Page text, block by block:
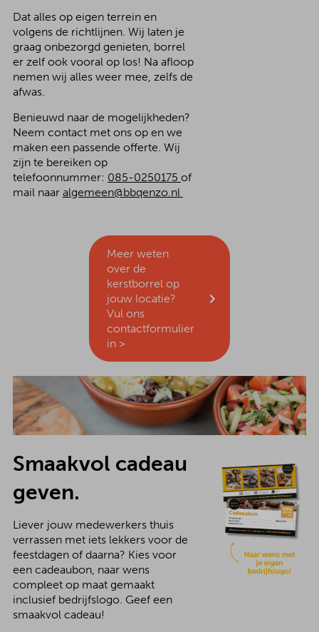
Dat alles op eigen terrein en
volgens de richtlijnen. Wij laten je
graag onbezorgd genieten, borrel
er zelf ook vooral op los! Na afloop
nemen wij alles weer mee, zelfs de
afwas.
Benieuwd naar de mogelijkheden?
Neem contact met ons op en we
maken een passende offerte. Wij
zijn te bereiken op
telefoonnummer: 085-0250175 of
mail naar algemeen@bbqenzo.nl
Meer weten
over de
kerstborrel op
jouw locatie?
Vul ons
contactformulier
in >
Smaakvol cadeau
geven.
Liever jouw medewerkers thuis
verrassen met iets lekkers voor de
feestdagen of daarna? Kies voor
een cadeaubon, naar wens
compleet op maat gemaakt
inclusief bedrijfslogo. Geef een
smaakvol cadeau!